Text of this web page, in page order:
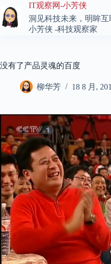
至
内
IT观察网-小芳侠
洞见科技未来，明眸互
小芳侠 -科技观察家
没有了产品灵魂的百度
柳华芳 18 8 月,